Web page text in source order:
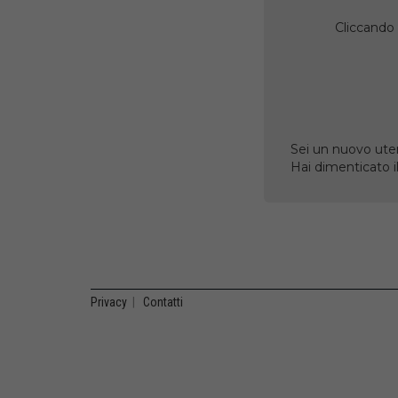
Sei un nuovo
Hai dimenticato
Privacy Contatti